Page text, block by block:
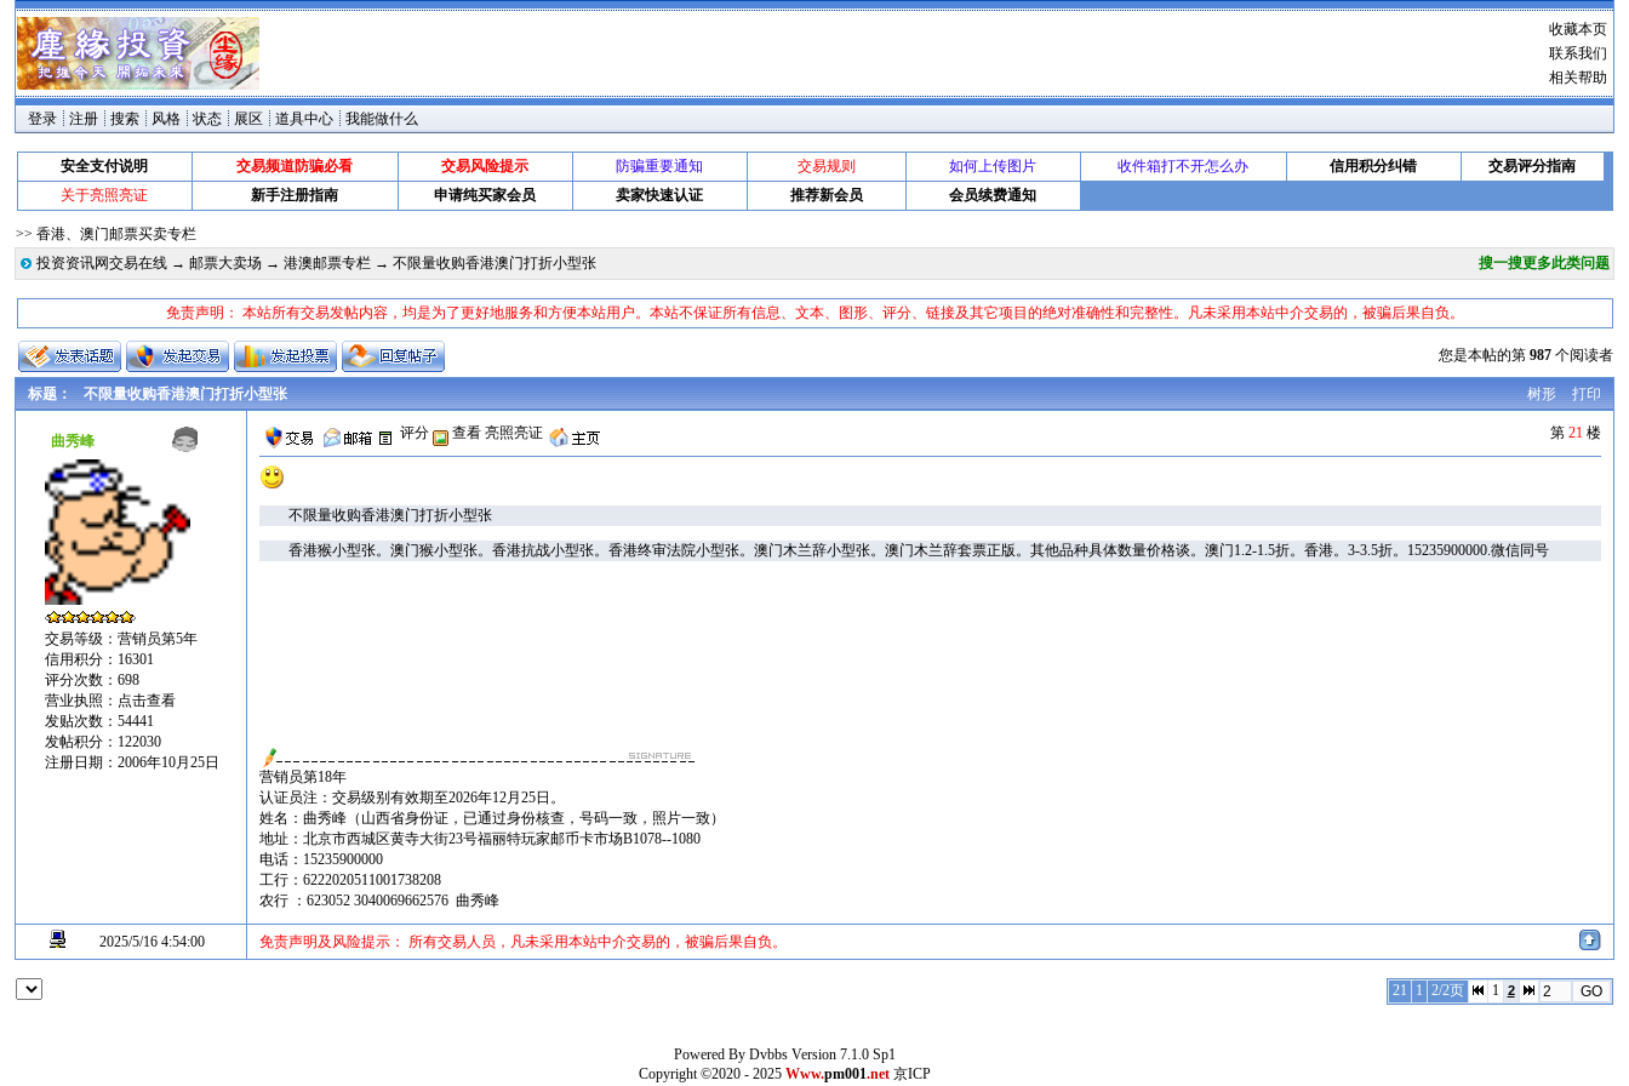
收藏本页
联系我们
相关帮助
登录 注册 搜索 风格 状态 展区 道具中心 我能做什么
安全支付说明 交易频道防骗必看 交易风险提示 防骗重要通知 交易规则 如何上传图片 收件箱打不开怎么办 信用积分纠错
交易评分指南
关于亮照亮证
新手注册指南 申请纯买家会员 卖家快速认证 推荐新会员 会员续费通知
>> 香港、澳门邮票买卖专栏
搜一搜更多此类问题
投资资讯网交易在线 →邮票大卖场 →港澳邮票专栏 → 不限量收购香港澳门打折小型张
免责声明： 本站所有交易发帖内容，均是为了更好地服务和方便本站用户。本站不保证所有信息、文本、图形、评分、链接及其它项目的绝对准确性和完整性。凡未采用本站中介交易的，被骗后果自负。
您是本帖的第 987个阅读者
树形 打印
标题： 不限量收购香港澳门打折小型张
曲秀峰
交易等级：营销员第5年
信用积分：16301
评分次数：698
营业执照： 点击查看
发贴次数：54441
发帖积分：122030
注册日期：2006年10月25日
第 21楼
评分 查看 亮照亮证
不限量收购香港澳门打折小型张
香港猴小型张。澳门猴小型张。香港抗战小型张。香港终审法院小型张。澳门木兰辞小型张。澳门木兰辞套票正版。其他品种具体数量价格谈。澳门1.2-1.5折。香港。3-3.5折。15235900000.微信同号
营销员第18年
认证员注：交易级别有效期至2026年12月25日。
姓名：曲秀峰（山西省身份证，已通过身份核查，号码一致，照片一致）
地址：北京市西城区黄寺大街23号福丽特玩家邮币卡市场B1078--1080
电话：15235900000
工行：6222020511001738208
农行 ：623052 3040069662576 曲秀峰
2025/5/16 4:54:00 免责声明及风险提示： 所有交易人员，凡未采用本站中介交易的，被骗后果自负。
21 1 2/2页 1 2
Powered By Dvbbs Version 7.1.0 Sp1
Copyright ©2020 - 2025 Www.pm001.net 京ICP